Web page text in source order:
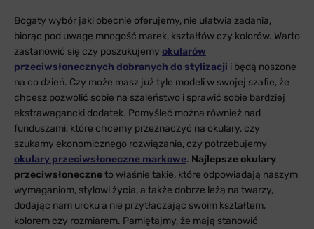
Bogaty wybór jaki obecnie oferujemy, nie ułatwia zadania,
biorąc pod uwagę mnogość marek, kształtów czy kolorów. Warto
zastanowić się czy poszukujemy okularów
przeciwsłonecznych dobranych do stylizacji i będą noszone
na co dzień. Czy może masz już tyle modeli w swojej szafie, że
chcesz pozwolić sobie na szaleństwo i sprawić sobie bardziej
ekstrawagancki dodatek. Pomyśleć można również nad
funduszami, które chcemy przeznaczyć na okulary, czy
szukamy ekonomicznego rozwiązania, czy potrzebujemy
okulary przeciwsłoneczne markowe. Najlepsze okulary
przeciwsłoneczneto właśnie takie, które odpowiadają naszym
wymaganiom, stylowi życia, a także dobrze leżą na twarzy,
dodając nam uroku a nie przytłaczając swoim kształtem,
kolorem czy rozmiarem. Pamiętajmy, że mają stanowić